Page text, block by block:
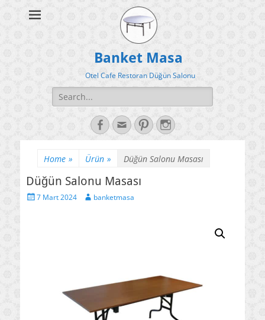
Banket Masa
Otel Cafe Restoran Düğün Salonu
Search
for:
Facebook
EmailPinterestInstagram
Home » Ürün » Düğün Salonu Masası
Düğün Salonu Masası
Posted7 Mart 2024 Authorbanketmasa